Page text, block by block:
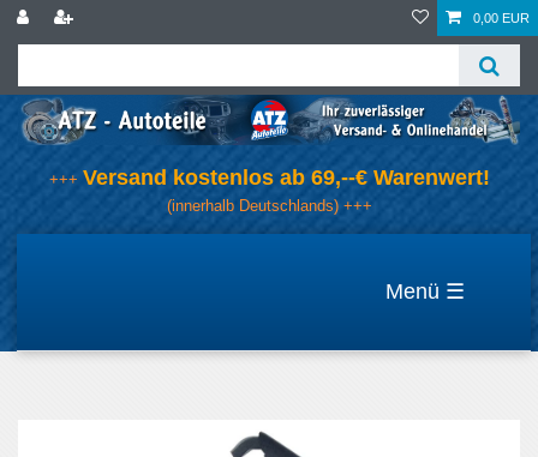
0,00 EUR
+++ Versand kostenlos ab 69,--€ Warenwert!
(innerhalb Deutschlands) +++
☰